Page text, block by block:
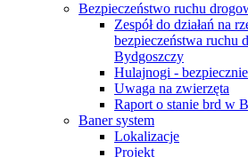
Bezpieczeństwo ruchu
Zespół do działań na
bezpieczeństwa ruchu
Bydgoszczy
Hulajnogi -
Uwaga na zwierzęta
Raport o stanie brd w
Baner system
Lokalizacje
Projekt